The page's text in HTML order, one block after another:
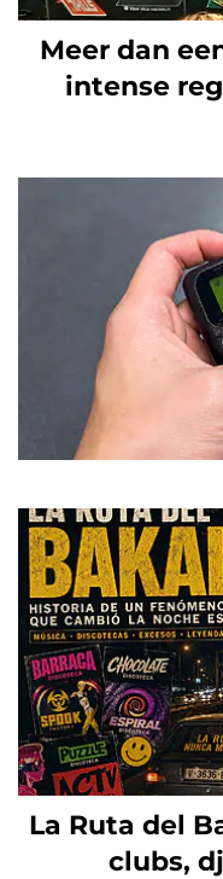
Meer dan
intense
La Ruta del
clubs,